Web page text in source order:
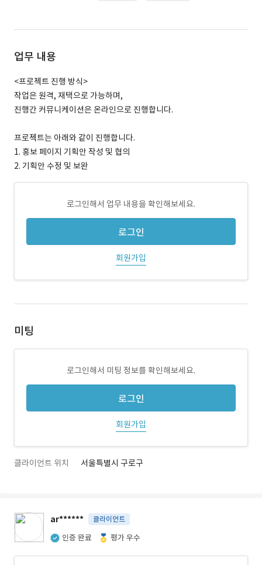
업무 내용
<프로젝트 진행 방식>
작업은 원격, 재택으로 가능하며,
진행간 커뮤니케이션은 온라인으로 진행합니다.
프로젝트는 아래와 같이 진행합니다.
1. 홍보 페이지 기획안 작성 및 협의
2. 기획안 수정 및 보완
로그인해서 업무 내용을 확인해보세요.
로그인
회원가입
미팅
로그인해서 미팅 정보를 확인해보세요.
로그인
회원가입
클라이언트 위치 서울특별시 구로구
ar****** 클라이언트
인증 완료 평가 우수